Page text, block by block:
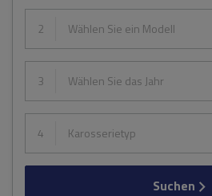
2 Wählen Sie ein Modell
3 Wählen Sie das Jahr
4 Karosserietyp
Suchen